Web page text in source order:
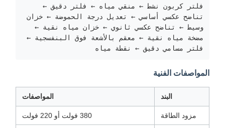
فلتر كربون نشط ← منقي مياه ← فلتر دقيق ←
تناضح عكسي أساسي ← تعديل درجة الحموضة ← خزان
وسيط ← تناضح عكسي ثانوي ← خزان مياه نقية ←
مضخة مياه نقية ← معقم بالأشعة فوق البنفسجية ←
فلتر مسامي دقيق ← نقطة مياه
المواصفات الفنية
البند المواصفات
مزود الطاقة 380 فولت أو 220 فولت